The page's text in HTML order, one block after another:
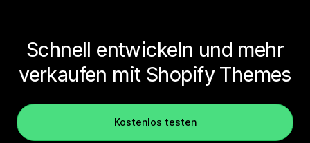
Schnell entwickeln und mehr
verkaufen mit Shopify Themes
Kostenlos testen